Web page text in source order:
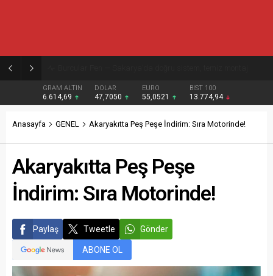
GRAM ALTIN
6.614,69
DOLAR
47,7050
EURO
55,0521
BIST 100
13.774,94
Anasayfa GENEL Akaryakıtta Peş Peşe İndirim: Sıra Motorinde!
Akaryakıtta Peş Peşe
İndirim: Sıra Motorinde!
Paylaş Tweetle Gönder
ABONE OL